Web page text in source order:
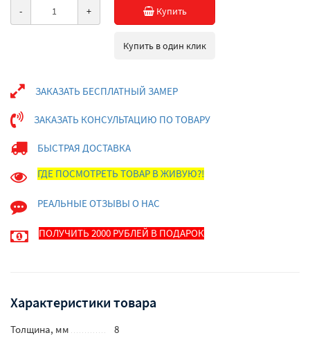
- + Купить
Купить в один клик
ЗАКАЗАТЬ БЕСПЛАТНЫЙ ЗАМЕР
ЗАКАЗАТЬ КОНСУЛЬТАЦИЮ ПО ТОВАРУ
БЫСТРАЯ ДОСТАВКА
ГДЕ ПОСМОТРЕТЬ ТОВАР В ЖИВУЮ?!
РЕАЛЬНЫЕ ОТЗЫВЫ О НАС
ПОЛУЧИТЬ 2000 РУБЛЕЙ В ПОДАРОК
Характеристики товара
Толщина, мм
8